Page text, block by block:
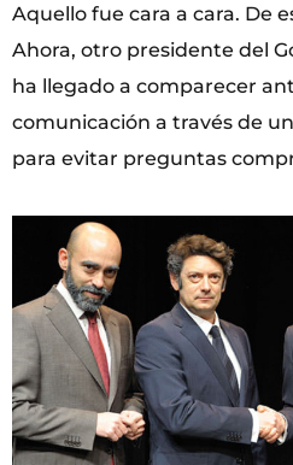
Aquello fue cara a cara. De
Ahora, otro presidente del
ha llegado a comparecer
comunicación a través de
para evitar preguntas